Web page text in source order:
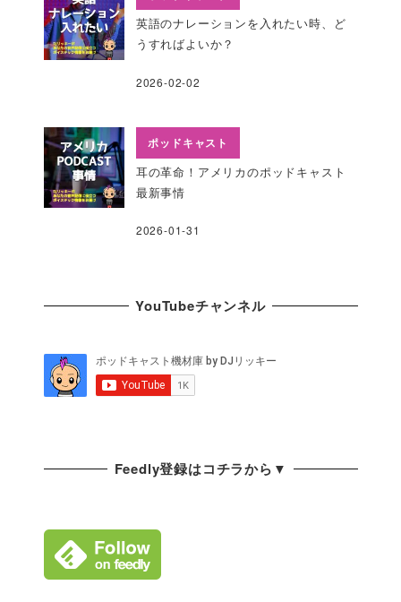
英語のナレーションを入れたい時、ど
うすればよいか？
2026-02-02
ポッドキャスト
耳の革命！アメリカのポッドキャスト
最新事情
2026-01-31
YouTubeチャンネル
Feedly登録はコチラから▼